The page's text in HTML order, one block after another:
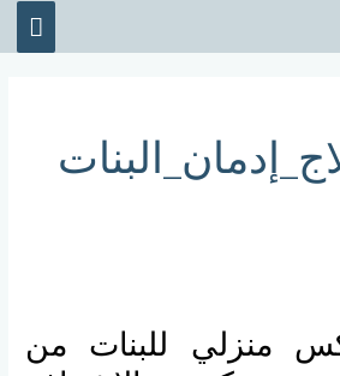
منزلي للبنات من